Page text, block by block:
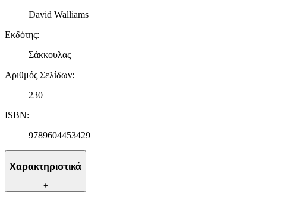
David Walliams
Εκδότης:
Σάκκουλας
Αριθμός Σελίδων:
230
ISBN:
9789604453429
Χαρακτηριστικά
+